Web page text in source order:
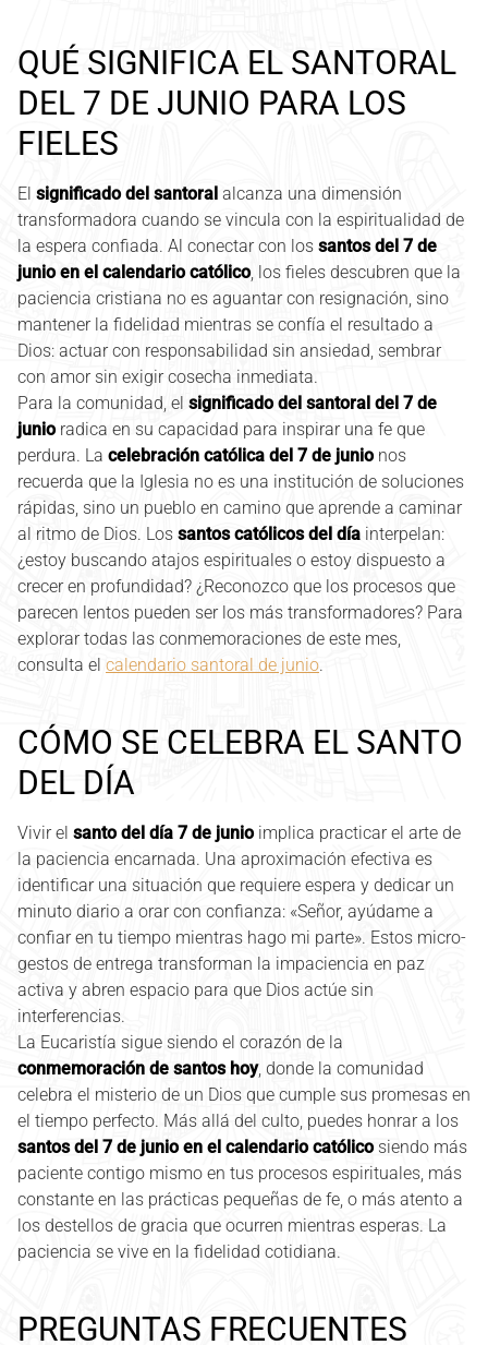
QUÉ SIGNIFICA EL SANTORAL
DEL 7 DE JUNIO PARA LOS
FIELES
El significado del santoral alcanza una dimensión
transformadora cuando se vincula con la espiritualidad de
la espera confiada. Al conectar con los santos del 7 de
junio en el calendario católico, los fieles descubren que la
paciencia cristiana no es aguantar con resignación, sino
mantener la fidelidad mientras se confía el resultado a
Dios: actuar con responsabilidad sin ansiedad, sembrar
con amor sin exigir cosecha inmediata.
Para la comunidad, el significado del santoral del 7 de
junioradica en su capacidad para inspirar una fe que
perdura. La celebración católica del 7 de junionos
recuerda que la Iglesia no es una institución de soluciones
rápidas, sino un pueblo en camino que aprende a caminar
al ritmo de Dios. Los santos católicos del día interpelan:
¿estoy buscando atajos espirituales o estoy dispuesto a
crecer en profundidad? ¿Reconozco que los procesos que
parecen lentos pueden ser los más transformadores? Para
explorar todas las conmemoraciones de este mes,
consulta el calendario santoral de junio.
CÓMO SE CELEBRA EL SANTO
DEL DÍA
Vivir el santo del día 7 de junioimplica practicar el arte de
la paciencia encarnada. Una aproximación efectiva es
identificar una situación que requiere espera y dedicar un
minuto diario a orar con confianza: «Señor, ayúdame a
confiar en tu tiempo mientras hago mi parte». Estos micro-
gestos de entrega transforman la impaciencia en paz
activa y abren espacio para que Dios actúe sin
interferencias.
La Eucaristía sigue siendo el corazón de la
conmemoración de santos hoy, donde la comunidad
celebra el misterio de un Dios que cumple sus promesas en
el tiempo perfecto. Más allá del culto, puedes honrar a los
santos del 7 de junio en el calendario católicosiendo más
paciente contigo mismo en tus procesos espirituales, más
constante en las prácticas pequeñas de fe, o más atento a
los destellos de gracia que ocurren mientras esperas. La
paciencia se vive en la fidelidad cotidiana.
PREGUNTAS FRECUENTES